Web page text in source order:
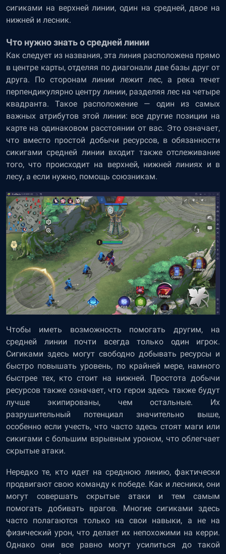
сигиками на верхней линии, один на средней, двое на
нижней и лесник.
Что нужно знать о средней линии
Как следует из названия, эта линия расположена прямо
в центре карты, отделяя по диагонали две базы друг от
друга. По сторонам линии лежит лес, а река течет
перпендикулярно центру линии, разделяя лес на четыре
квадранта. Такое расположение — один из самых
важных атрибутов этой линии: все другие позиции на
карте на одинаковом расстоянии от вас. Это означает,
что вместо простой добычи ресурсов, в обязанности
сикигами средней линии входит также отслеживание
того, что происходит на верхней, нижней линиях и в
лесу, а если нужно, помощь союзникам.
Чтобы иметь возможность помогать другим, на
средней линии почти всегда только один игрок.
Сигиками здесь могут свободно добывать ресурсы и
быстро повышать уровень, по крайней мере, намного
быстрее тех, кто стоит на нижней. Простота добычи
ресурсов также означает, что герои здесь также будут
лучше экипированы, чем остальные. Их
разрушительный потенциал значительно выше,
особенно если учесть, что часто здесь стоят маги или
сикигами с большим взрывным уроном, что облегчает
скрытые атаки.
Нередко те, кто идет на среднюю линию, фактически
продвигают свою команду к победе. Как и лесники, они
могут совершать скрытые атаки и тем самым
помогать добивать врагов. Многие сигиками здесь
часто полагаются только на свои навыки, а не на
физический урон, что делает их непохожими на керри.
Однако они все равно могут усилиться до такой